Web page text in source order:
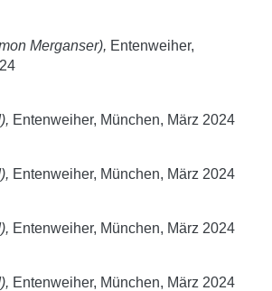
Merganser), Entenweiher,
Entenweiher, München, März 2024
Entenweiher, München, März 2024
Entenweiher, München, März 2024
Entenweiher, München, März 2024